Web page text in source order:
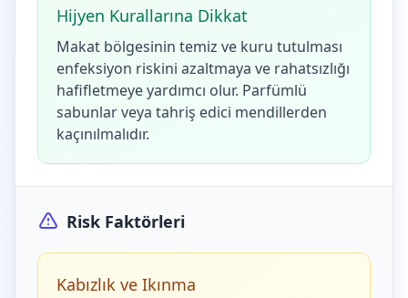
Hijyen Kurallarına Dikkat
Makat bölgesinin temiz ve kuru tutulması
enfeksiyon riskini azaltmaya ve rahatsızlığı
hafifletmeye yardımcı olur. Parfümlü
sabunlar veya tahriş edici mendillerden
kaçınılmalıdır.
Risk Faktörleri
Kabızlık ve Ikınma